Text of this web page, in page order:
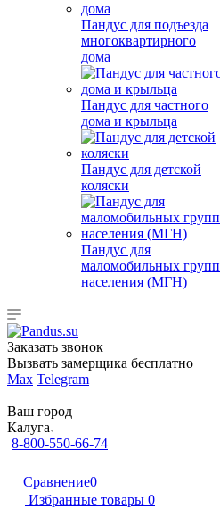
Пандус для подъезда
многоквартирного
дома
Пандус для частного
дома и крыльца
Пандус для детской
коляски
Пандус для
маломобильных групп
населения (МГН)
Заказать звонок
Вызвать замерщика бесплатно
Max Telegram
Ваш город
Калуга
8-800-550-66-74
Сравнение0
Избранные товары 0